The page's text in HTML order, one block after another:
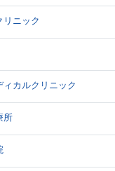
ニック
カルクリニック
所